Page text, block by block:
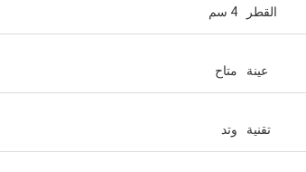
القطر 4 سم
عينة متاح
تقنية وتد